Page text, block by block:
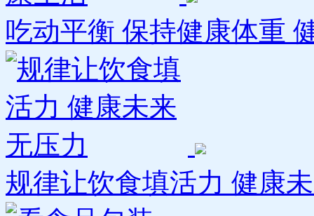
吃动平衡 保持健康体重
规律让饮食填活力 健康